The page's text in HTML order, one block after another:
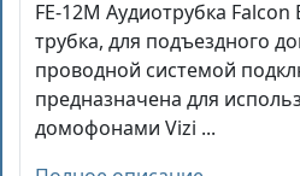
FE-12M Аудиотрубка
трубка, для подъездного
проводной системой
предназначена для
домофонами Vizi ...